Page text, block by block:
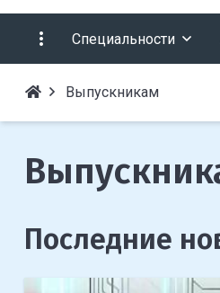
Специальности
Выпускникам
Последние